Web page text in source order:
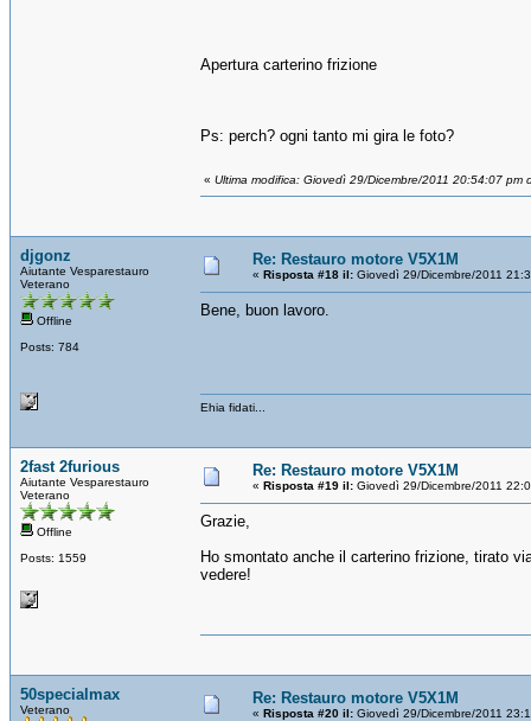
Apertura carterino frizione
Ps: perch? ogni tanto mi gira le foto?
« Ultima modifica: Giovedì 29/Dicembre/2011 20:54:07 pm
djgonz
Aiutante Vesparestauro
Veterano
Offline
Posts: 784
Re: Restauro motore V5X1M
« Risposta #18 il: Giovedì 29/Dicembre/2011
Bene, buon lavoro.
Ehia fidati...
2fast 2furious
Aiutante Vesparestauro
Veterano
Offline
Posts: 1559
Re: Restauro motore V5X1M
« Risposta #19 il: Giovedì 29/Dicembre/2011
Grazie,
Ho smontato anche il carterino frizione, tirato
vedere!
50specialmax
Veterano
Re: Restauro motore V5X1M
« Risposta #20 il: Giovedì 29/Dicembre/2011